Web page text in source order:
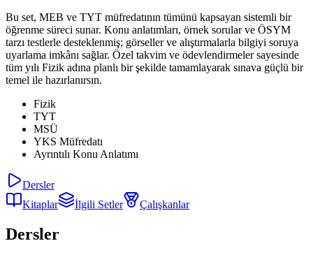
Bu set, MEB ve TYT müfredatının tümünü kapsayan sistemli bir
öğrenme süreci sunar. Konu anlatımları, örnek sorular ve ÖSYM
tarzı testlerle desteklenmiş; görseller ve alıştırmalarla bilgiyi soruya
uyarlama imkânı sağlar. Özel takvim ve ödevlendirmeler sayesinde
tüm yılı Fizik adına planlı bir şekilde tamamlayarak sınava güçlü bir
temel ile hazırlanırsın.
Fizik
TYT
MSÜ
YKS Müfredatı
Ayrıntılı Konu Anlatımı
Dersler
Kitaplar
İlgili Setler Çalışkanlar
Dersler